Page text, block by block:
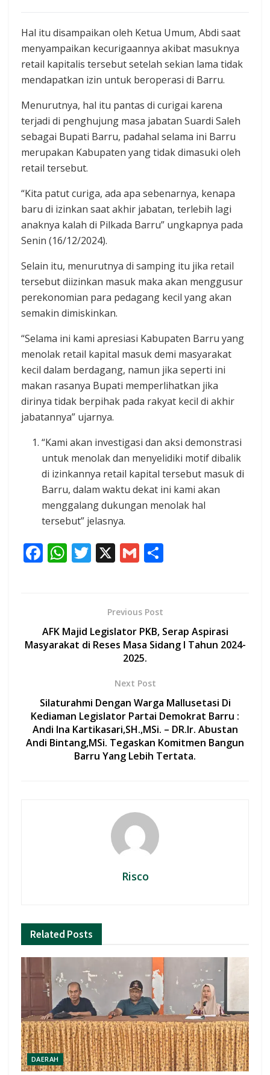
Hal itu disampaikan oleh Ketua Umum, Abdi saat
menyampaikan kecurigaannya akibat masuknya
retail kapitalis tersebut setelah sekian lama tidak
mendapatkan izin untuk beroperasi di Barru.
Menurutnya, hal itu pantas di curigai karena
terjadi di penghujung masa jabatan Suardi Saleh
sebagai Bupati Barru, padahal selama ini Barru
merupakan Kabupaten yang tidak dimasuki oleh
retail tersebut.
“Kita patut curiga, ada apa sebenarnya, kenapa
baru di izinkan saat akhir jabatan, terlebih lagi
anaknya kalah di Pilkada Barru” ungkapnya pada
Senin (16/12/2024).
Selain itu, menurutnya di samping itu jika retail
tersebut diizinkan masuk maka akan menggusur
perekonomian para pedagang kecil yang akan
semakin dimiskinkan.
“Selama ini kami apresiasi Kabupaten Barru yang
menolak retail kapital masuk demi masyarakat
kecil dalam berdagang, namun jika seperti ini
makan rasanya Bupati memperlihatkan jika
dirinya tidak berpihak pada rakyat kecil di akhir
jabatannya” ujarnya.
“Kami akan investigasi dan aksi demonstrasi
untuk menolak dan menyelidiki motif dibalik
di izinkannya retail kapital tersebut masuk di
Barru, dalam waktu dekat ini kami akan
menggalang dukungan menolak hal
tersebut” jelasnya.
F
o
o
W
A
p
T
er
X G
l
Previous Post
AFK Majid Legislator PKB, Serap Aspirasi
Masyarakat di Reses Masa Sidang I Tahun 2024-
2025.
Next Post
Silaturahmi Dengan Warga Mallusetasi Di
Kediaman Legislator Partai Demokrat Barru :
Andi Ina Kartikasari,SH.,MSi. – DR.Ir. Abustan
Andi Bintang,MSi. Tegaskan Komitmen Bangun
Barru Yang Lebih Tertata.
Risco
Related Posts
DAERAH